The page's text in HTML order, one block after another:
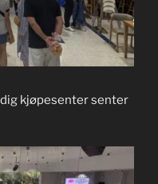
kjøpesenter senter